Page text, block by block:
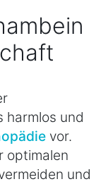
harmlos und
vor.
optimalen
und